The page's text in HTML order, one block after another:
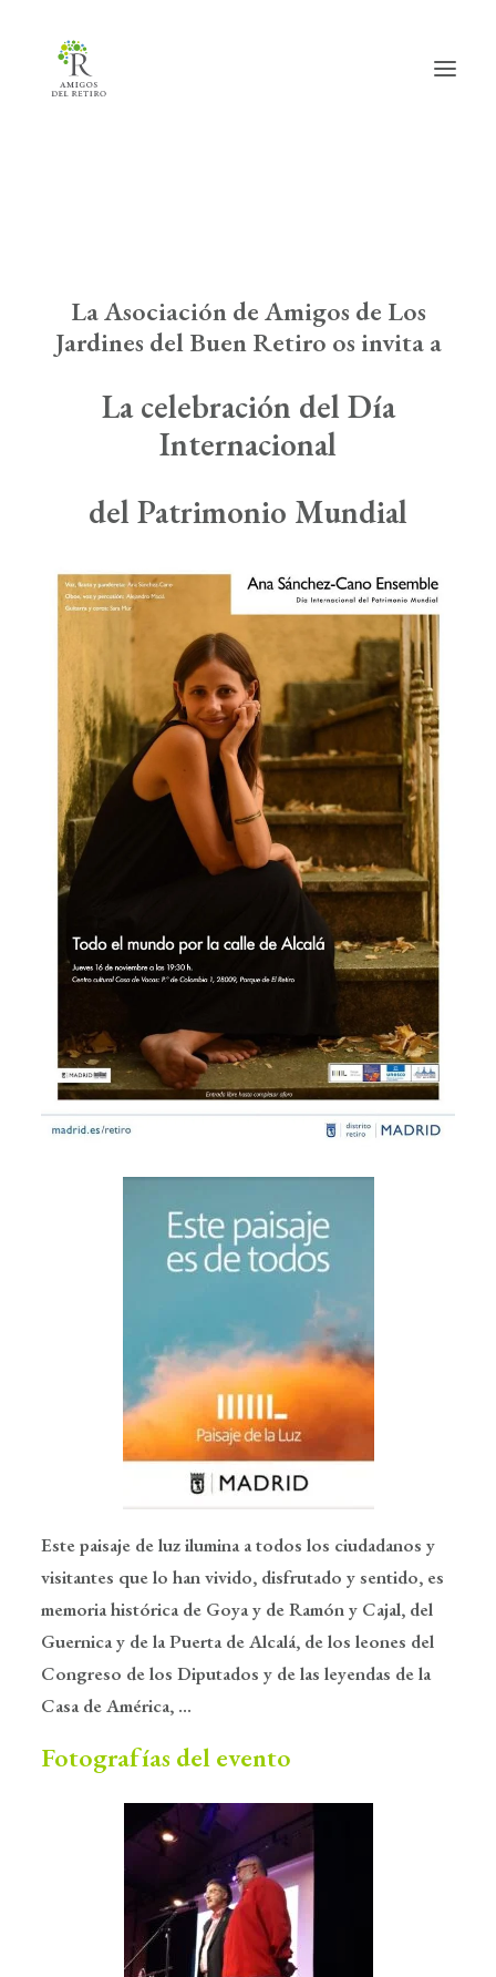
Actividades
Actualidad
Info útil
La Asociación
Boletín de Noticias
Search
La Asociación de Amigos de Los
Jardines del Buen Retiro os invita a
La celebración del Día
Internacional
del Patrimonio Mundial
Este paisaje de luz ilumina a todos los ciudadanos y
visitantes que lo han vivido, disfrutado y sentido, es
memoria histórica de Goya y de Ramón y Cajal, del
Guernica y de la Puerta de Alcalá, de los leones del
Congreso de los Diputados y de las leyendas de la
Casa de América, …
Fotografías del evento